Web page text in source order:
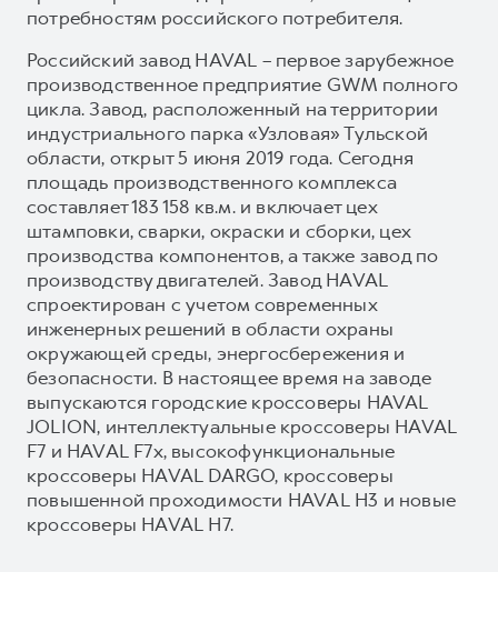
потребностям российского потребителя.
Российский завод HAVAL – первое зарубежное
производственное предприятие GWM полного
цикла. Завод, расположенный на территории
индустриального парка «Узловая» Тульской
области, открыт 5 июня 2019 года. Сегодня
площадь производственного комплекса
составляет 183 158 кв.м. и включает цех
штамповки, сварки, окраски и сборки, цех
производства компонентов, а также завод по
производству двигателей. Завод HAVAL
спроектирован с учетом современных
инженерных решений в области охраны
окружающей среды, энергосбережения и
безопасности. В настоящее время на заводе
выпускаются городские кроссоверы HAVAL
JOLION, интеллектуальные кроссоверы HAVAL
F7 и HAVAL F7x, высокофункциональные
кроссоверы HAVAL DARGO, кроссоверы
повышенной проходимости HAVAL H3 и новые
кроссоверы HAVAL H7.